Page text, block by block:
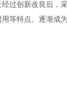
过创新改良后，
等特点。逐渐成